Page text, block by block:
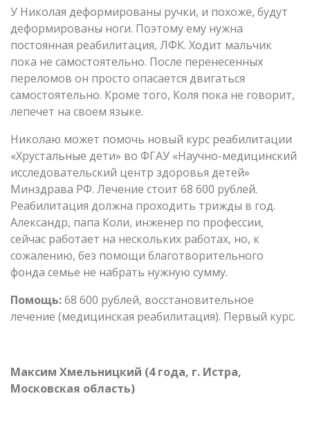
У Николая деформированы ручки, и похоже, будут
деформированы ноги. Поэтому ему нужна
постоянная реабилитация, ЛФК. Ходит мальчик
пока не самостоятельно. После перенесенных
переломов он просто опасается двигаться
самостоятельно. Кроме того, Коля пока не говорит,
лепечет на своем языке.
Николаю может помочь новый курс реабилитации
«Хрустальные дети» во ФГАУ «Научно-медицинский
исследовательский центр здоровья детей»
Минздрава РФ. Лечение стоит 68 600 рублей.
Реабилитация должна проходить трижды в год.
Александр, папа Коли, инженер по профессии,
сейчас работает на нескольких работах, но, к
сожалению, без помощи благотворительного
фонда семье не набрать нужную сумму.
Помощь:68 600 рублей, восстановительное
лечение (медицинская реабилитация). Первый курс.
Максим Хмельницкий (4 года, г. Истра,
Московская область)